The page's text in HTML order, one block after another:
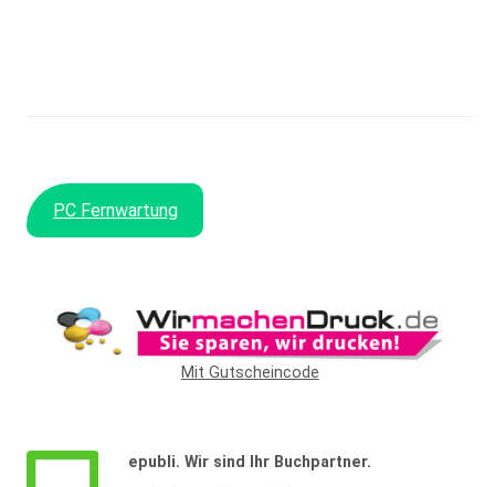
PC Fernwartung
Mit Gutscheincode
epubli. Wir sind Ihr Buchpartner.
Widerrufsformular